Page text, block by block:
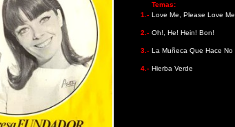
Temas:
1.- Love Me, Please Love Me
2.- Oh!, He! Hein! Bon!
3.- La Muñeca Que Hace No
4.- Hierba Verde